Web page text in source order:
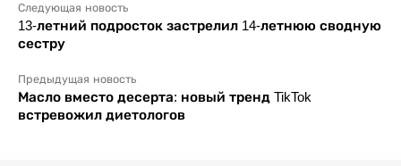
Следующая новость
13-летний подросток застрелил 14-летнюю сводную
сестру
Предыдущая новость
Масло вместо десерта: новый тренд TikTok
встревожил диетологов